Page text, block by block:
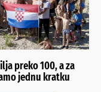
preko 100, a za
jednu kratku